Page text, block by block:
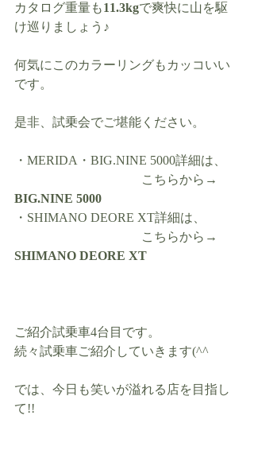
カタログ重量も11.3kgで爽快に山を駆
け巡りましょう♪
何気にこのカラーリングもカッコいい
です。
是非、試乗会でご堪能ください。
・MERIDA・BIG.NINE 5000詳細は、
こちらから→
BIG.NINE 5000
・SHIMANO DEORE XT詳細は、
こちらから→
SHIMANO DEORE XT
ご紹介試乗車4台目です。
続々試乗車ご紹介していきます(^^ゞ
では、今日も笑いが溢れる店を目指し
て!!